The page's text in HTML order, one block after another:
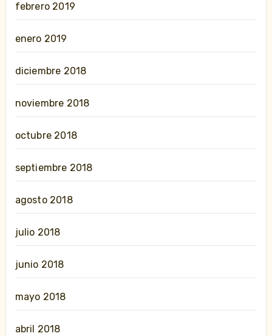
febrero 2019
enero 2019
diciembre 2018
noviembre 2018
octubre 2018
septiembre 2018
agosto 2018
julio 2018
junio 2018
mayo 2018
abril 2018